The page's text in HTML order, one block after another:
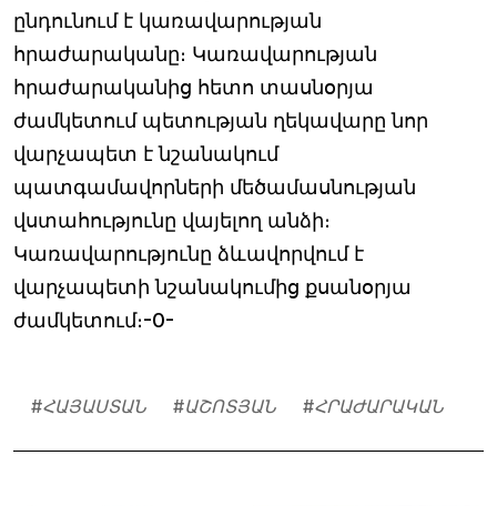
ընդունում է կառավարության
հրաժարականը։ Կառավարության
հրաժարականից հետո տասնօրյա
ժամկետում պետության ղեկավարը նոր
վարչապետ է նշանակում
պատգամավորների մեծամասնության
վստահությունը վայելող անձի։
Կառավարությունը ձևավորվում է
վարչապետի նշանակումից քսանօրյա
ժամկետում։-0-
#ՀԱՅԱՍՏԱՆ #ԱՇՈՏՅԱՆ #ՀՐԱԺԱՐԱԿԱՆ